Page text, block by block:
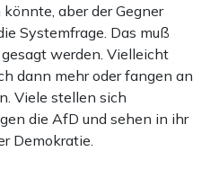
aber der Gegner
Systemfrage. Das muß
werden. Vielleicht
dann mehr oder fangen an
Viele stellen sich
die AfD und sehen in ihr
Demokratie.